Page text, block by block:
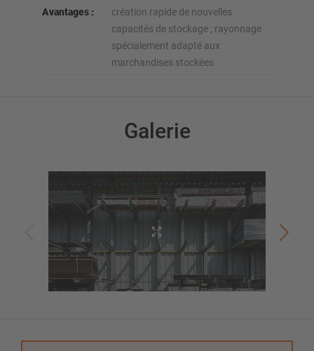
Avantages :
création rapide de nouvelles
capacités de stockage ; rayonnage
spécialement adapté aux
marchandises stockées
Galerie